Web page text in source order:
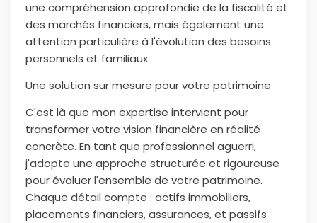
une compréhension approfondie de la fiscalité et
des marchés financiers, mais également une
attention particulière à l'évolution des besoins
personnels et familiaux.
Une solution sur mesure pour votre patrimoine
C'est là que mon expertise intervient pour
transformer votre vision financière en réalité
concrète. En tant que professionnel aguerri,
j'adopte une approche structurée et rigoureuse
pour évaluer l'ensemble de votre patrimoine.
Chaque détail compte : actifs immobiliers,
placements financiers, assurances, et passifs